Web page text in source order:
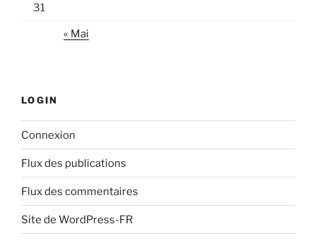
31
« Mai
LOGIN
Connexion
Flux des publications
Flux des commentaires
Site de WordPress-FR